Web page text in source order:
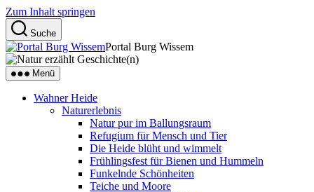
Zum Inhalt springen
Suche
Portal Burg Wissem
Menü
Wahner Heide
Naturerlebnis
Natur pur im Ballungsraum
Refugium für Mensch und Tier
Die Heide blüht und wimmelt
Frühlingsfest für Bienen und Hummeln
Funkelnde Schönheiten
Teiche und Moore